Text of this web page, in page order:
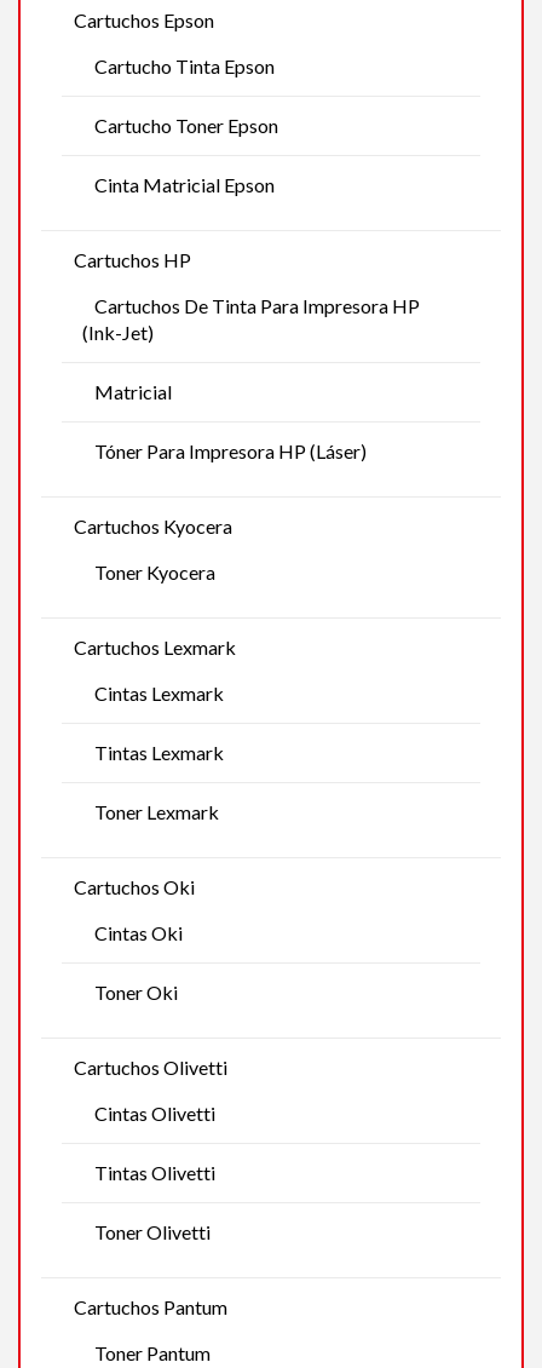
Cartuchos Epson
Cartucho Tinta Epson
Cartucho Toner Epson
Cinta Matricial Epson
Cartuchos HP
Cartuchos De Tinta Para Impresora HP
(Ink-Jet)
Matricial
Tóner Para Impresora HP (Láser)
Cartuchos Kyocera
Toner Kyocera
Cartuchos Lexmark
Cintas Lexmark
Tintas Lexmark
Toner Lexmark
Cartuchos Oki
Cintas Oki
Toner Oki
Cartuchos Olivetti
Cintas Olivetti
Tintas Olivetti
Toner Olivetti
Cartuchos Pantum
Toner Pantum